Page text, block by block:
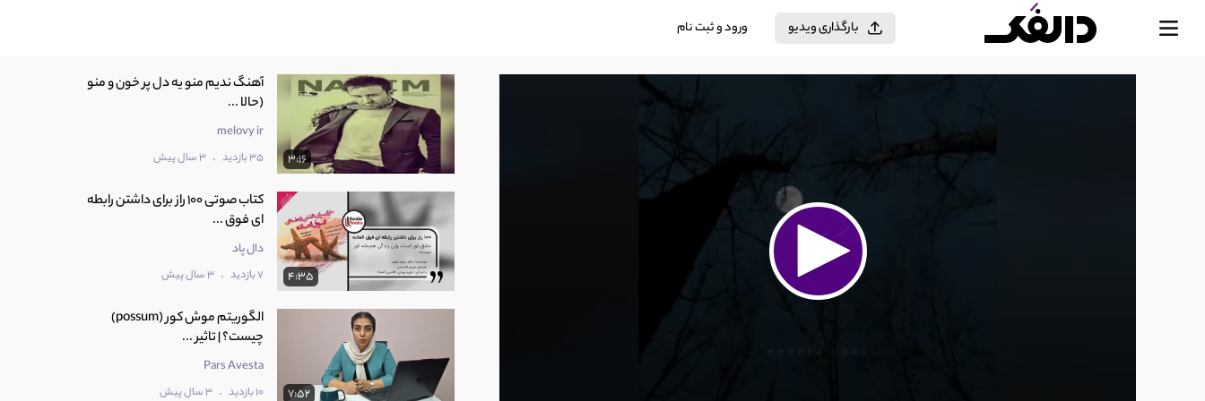
بارگذاری ویدیو ورود و ثبت نام
3:16
آهنگ ندیم منو یه دل پر خون و منو
(حالا ...
melovy ir
35 بازدید . 3 سال پیش
4:35
کتاب صوتی 100 راز برای داشتن رابطه
ای فوق ...
دال پاد
7 بازدید . 3 سال پیش
7:52
الگوریتم موش کور (possum)
چیست؟ | تاثیر ...
Pars Avesta
10 بازدید . 3 سال پیش